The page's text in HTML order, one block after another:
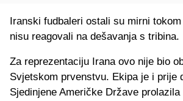
Iranski fudbaleri ostali su mirni
nisu reagovali na dešavanja s tribina.
Za reprezentaciju Irana ovo nije bio
Svjetskom prvenstvu. Ekipa je i prije
Sjedinjene Američke Države